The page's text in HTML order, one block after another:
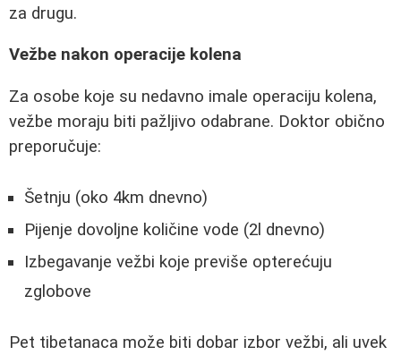
za drugu.
Vežbe nakon operacije kolena
Za osobe koje su nedavno imale operaciju kolena,
vežbe moraju biti pažljivo odabrane. Doktor obično
preporučuje:
Šetnju (oko 4km dnevno)
Pijenje dovoljne količine vode (2l dnevno)
Izbegavanje vežbi koje previše opterećuju
zglobove
Pet tibetanaca može biti dobar izbor vežbi, ali uvek